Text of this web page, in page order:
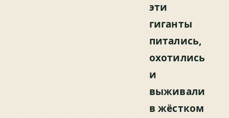
эти
гиганты
питались,
охотились
и
выживали
в жёстком